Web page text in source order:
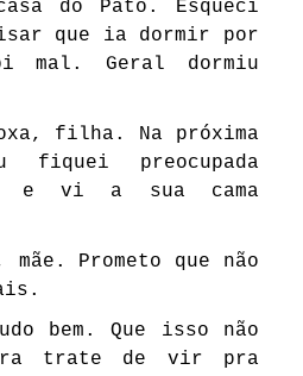
do Pato. Esqueci
que ia dormir por
mal. Geral dormiu
filha. Na próxima
fiquei preocupada
e vi a sua cama
mãe. Prometo que não
bem. Que isso não
trate de vir pra